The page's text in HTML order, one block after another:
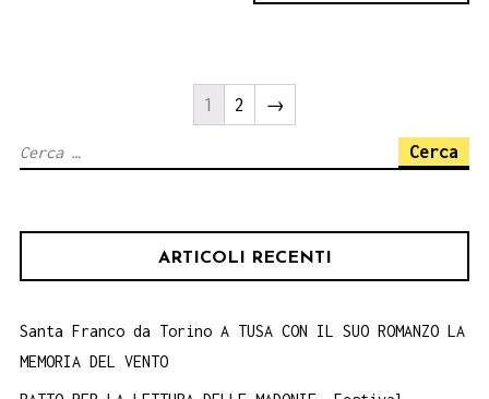
1 2 →
Ricerca
ARTICOLI RECENTI
Santa Franco da Torino A TUSA CON IL SUO ROMANZO LA
MEMORIA DEL VENTO